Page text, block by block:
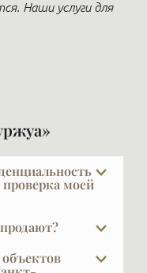
Наши услуги для
моей
Они часто
что такое
семья,
кто-то